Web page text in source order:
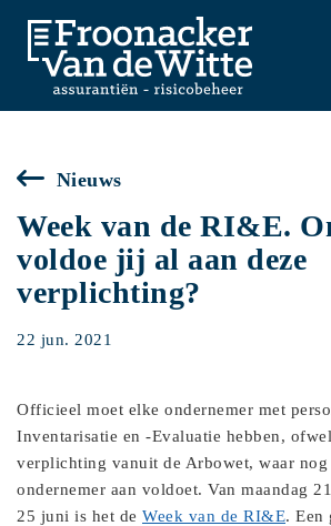
Nieuws
Week van de RI&E.
voldoe jij al aan deze
verplichting?
22 jun. 2021
Officieel moet elke ondernemer met
Inventarisatie en -Evaluatie hebben,
verplichting vanuit de Arbowet, waar nog
ondernemer aan voldoet. Van maandag
25 juni is het de Week van de RI&E. Een